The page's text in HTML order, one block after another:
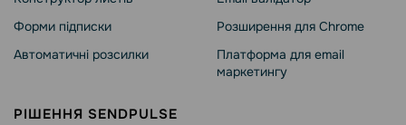
Форми підписки
Автоматичні розсилки
Розширення для Chrome
Платформа для email
маркетингу
РІШЕННЯ SENDPULSE